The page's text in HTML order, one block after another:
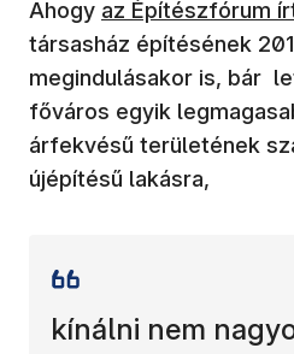
Ahogy (új ablakban nyílik
az Építészfórum
társasház építésének
megindulásakor is, bár
főváros egyik
árfekvésű területének
újépítésű lakásra,
kínálni nem